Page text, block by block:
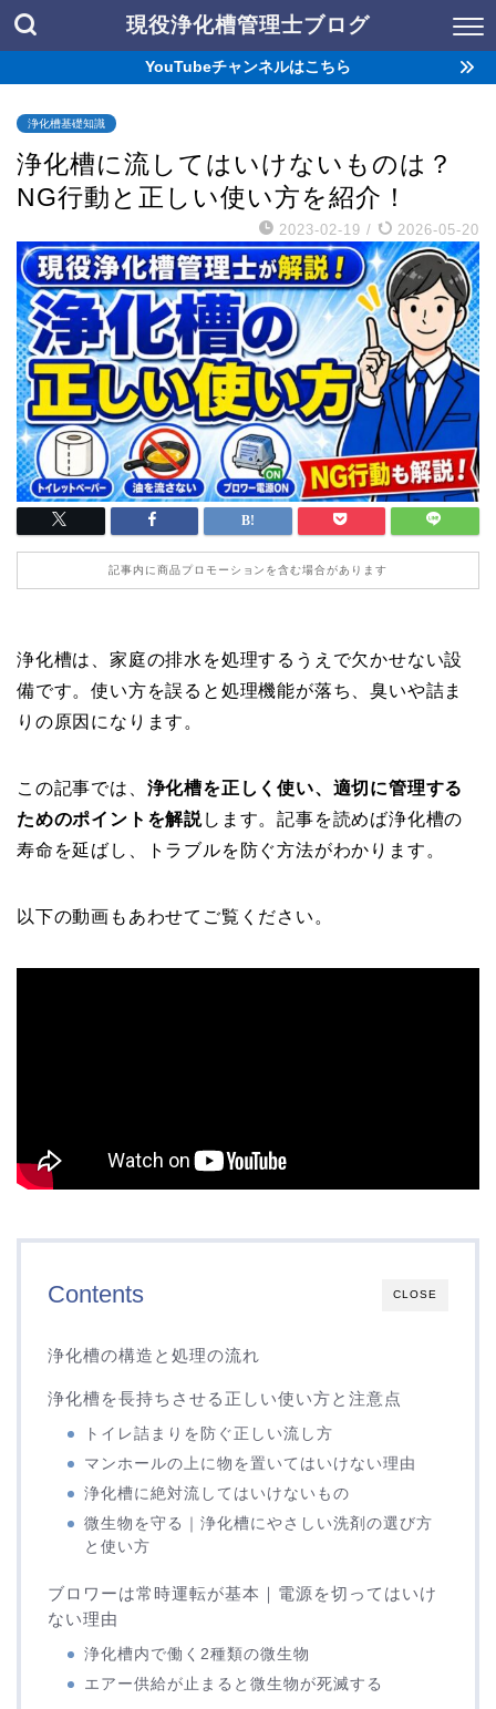
現役浄化槽管理士ブログ
YouTubeチャンネルはこちら
浄化槽基礎知識
浄化槽に流してはいけないものは？
NG行動と正しい使い方を紹介！
2023-02-19 / 2026-05-20
記事内に商品プロモーションを含む場合があります
浄化槽は、家庭の排水を処理するうえで欠かせない設
備です。使い方を誤ると処理機能が落ち、臭いや詰ま
りの原因になります。
この記事では、 浄化槽を正しく使い、適切に管理する
ためのポイントを解説します。記事を読めば浄化槽の
寿命を延ばし、トラブルを防ぐ方法がわかります。
以下の動画もあわせてご覧ください。
CLOSE
Contents
浄化槽の構造と処理の流れ
浄化槽を長持ちさせる正しい使い方と注意点
トイレ詰まりを防ぐ正しい流し方
マンホールの上に物を置いてはいけない理由
浄化槽に絶対流してはいけないもの
微生物を守る｜浄化槽にやさしい洗剤の選び方
と使い方
ブロワーは常時運転が基本｜電源を切ってはいけ
ない理由
浄化槽内で働く2種類の微生物
エアー供給が止まると微生物が死滅する